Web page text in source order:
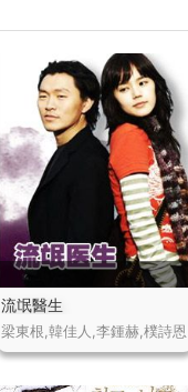
流氓醫生
梁東根,韓佳人,李鍾赫,樸詩恩